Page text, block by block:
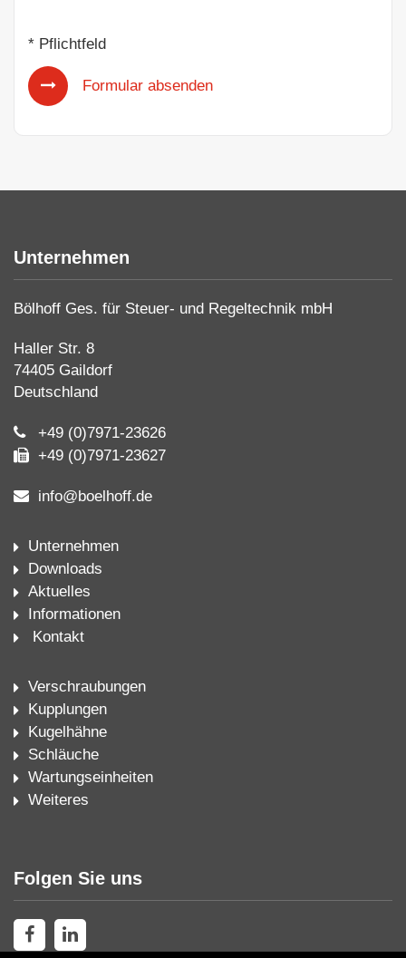
* Pflichtfeld
Formular absenden
Unternehmen
Bölhoff Ges. für Steuer- und Regeltechnik mbH
Haller Str. 8
74405 Gaildorf
Deutschland
+49 (0)7971-23626
+49 (0)7971-23627
info@boelhoff.de
Unternehmen
Downloads
Aktuelles
Informationen
Kontakt
Verschraubungen
Kupplungen
Kugelhähne
Schläuche
Wartungseinheiten
Weiteres
Folgen Sie uns